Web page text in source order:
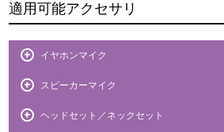
適用可能アクセサリ
イヤホンマイク
スピーカーマイク
ヘッドセット／ネックセット